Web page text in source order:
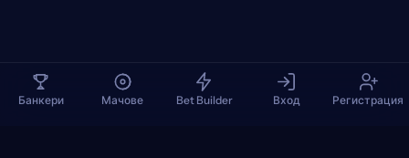
Банкери Мачове Bet Builder Вход Регистрация